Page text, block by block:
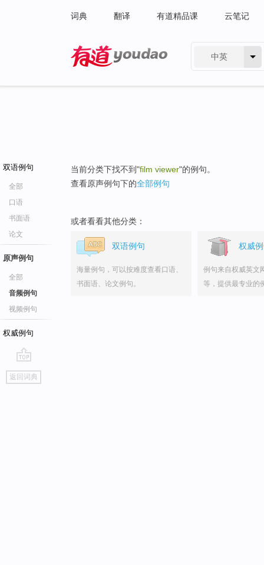
词典 翻译 有道精品课 云笔记
中英
双语例句
全部
口语
书面语
论文
原声例句
全部
音频例句
视频例句
权威例句
go
top
返回词典
当前分类下找不到"film viewer"的例句。
查看原声例句下的全部例句
或者看看其他分类：
双语例句
海量例句，可以按难度查看口语、
书面语、论文例句。
权威
例句来自权威英文
等，提供最专业的